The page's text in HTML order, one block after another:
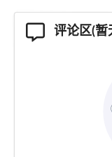
评论区(暂